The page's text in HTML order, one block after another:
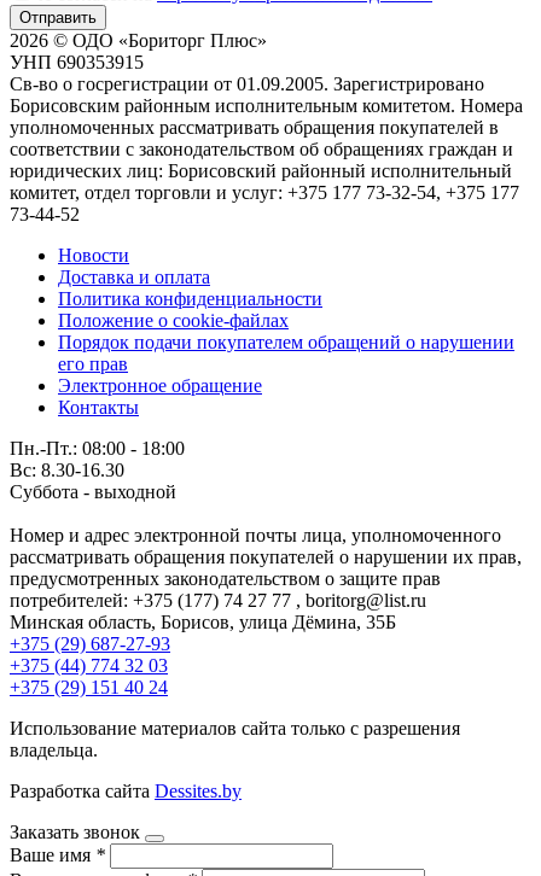
Отправить
2026 © ОДО «Бориторг Плюс»
УНП 690353915
Св-во о госрегистрации от 01.09.2005. Зарегистрировано
Борисовским районным исполнительным комитетом. Номера
уполномоченных рассматривать обращения покупателей в
соответствии с законодательством об обращениях граждан и
юридических лиц: Борисовский районный исполнительный
комитет, отдел торговли и услуг: +375 177 73-32-54, +375 177
73-44-52
Новости
Доставка и оплата
Политика конфиденциальности
Положение о cookie-файлах
Порядок подачи покупателем обращений о нарушении
его прав
Электронное обращение
Контакты
Пн.-Пт.: 08:00 - 18:00
Вс: 8.30-16.30
Суббота - выходной
Номер и адрес электронной почты лица, уполномоченного
рассматривать обращения покупателей о нарушении их прав,
предусмотренных законодательством о защите прав
потребителей: +375 (177) 74 27 77 , boritorg@list.ru
Минская область, Борисов, улица Дёмина, 35Б
+375 (29) 687-27-93
+375 (44) 774 32 03
+375 (29) 151 40 24
Использование материалов сайта только с разрешения
владельца.
Разработка сайта Dessites.by
Заказать звонок
Ваше имя *